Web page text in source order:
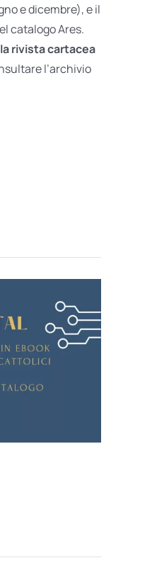
e dicembre), e il
catalogo Ares.
rivista cartacea
l’archivio